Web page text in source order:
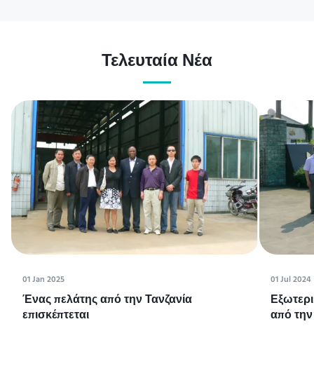
Τελευταία Νέα
01 Jan 2025
Ένας πελάτης από την Τανζανία
επισκέπτεται
01 Jul 2024
από